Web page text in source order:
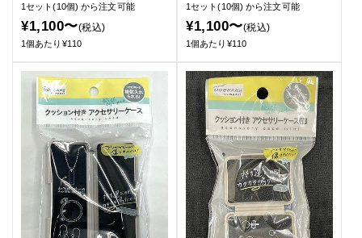
1セット(10個)から注文可能
¥1,100〜(税込)
1個あたり¥110
1セット(10個)から注文可能
¥1,100〜(税込)
1個あたり¥110